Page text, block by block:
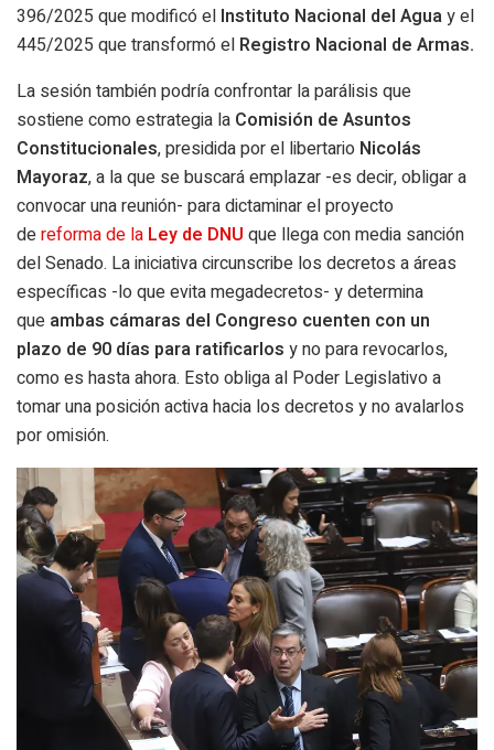
396/2025 que modificó el Instituto Nacional del Aguay el
445/2025 que transformó el Registro Nacional de Armas.
La sesión también podría confrontar la parálisis que
sostiene como estrategia la Comisión de Asuntos
Constitucionales, presidida por el libertario Nicolás
Mayoraz, a la que se buscará emplazar -es decir, obligar a
convocar una reunión- para dictaminar el proyecto
dereforma de la Ley de DNU que llega con media sanción
del Senado. La iniciativa circunscribe los decretos a áreas
específicas -lo que evita megadecretos- y determina
que ambas cámaras del Congreso cuenten con un
plazo de 90 días para ratificarlos y no para revocarlos,
como es hasta ahora. Esto obliga al Poder Legislativo a
tomar una posición activa hacia los decretos y no avalarlos
por omisión.